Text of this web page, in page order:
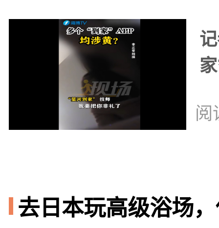
阅
去日本玩高级浴场